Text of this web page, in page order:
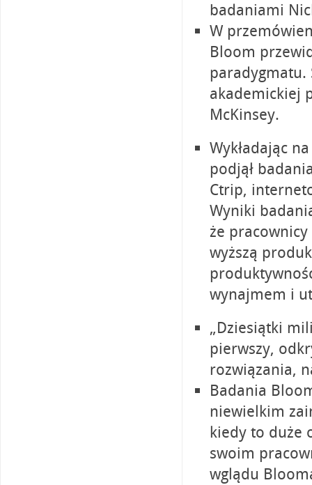
badaniami
W
Bloom
paradygmatu.
akademickiej
McKinsey.
Wykładając
podjął
Ctrip,
Wyniki
że
wyższą
wynajmem i
„Dziesiątki
pierwszy,
rozwiązania,
Badania
niewielkim
kiedy to duże
swoim
wglądu